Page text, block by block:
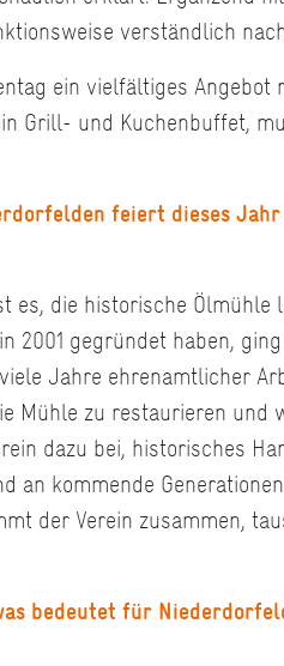
verständlich
ein vielfältiges Angebot
Grill- und Kuchenbuffet,
feiert dieses
es, die historische
2001 gegründet haben,
Jahre ehrenamtlicher
Mühle zu restaurieren und
dazu bei, historisches
an kommende
der Verein zusammen,
bedeutet für